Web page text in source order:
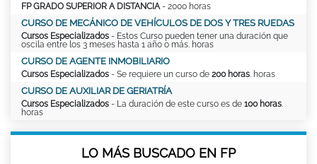
FP GRADO SUPERIOR A DISTANCIA - 2000 horas
CURSO DE MECÁNICO DE VEHÍCULOS DE DOS Y TRES RUEDAS
Cursos Especializados - Estos Curso pueden tener una duración que
oscila entre los 3 meses hasta 1 año o más. horas
CURSO DE AGENTE INMOBILIARIO
Cursos Especializados - Se requiere un curso de 200 horas . horas
CURSO DE AUXILIAR DE GERIATRÍA
Cursos Especializados - La duración de este curso es de 100 horas
horas
LO MÁS BUSCADO EN FP